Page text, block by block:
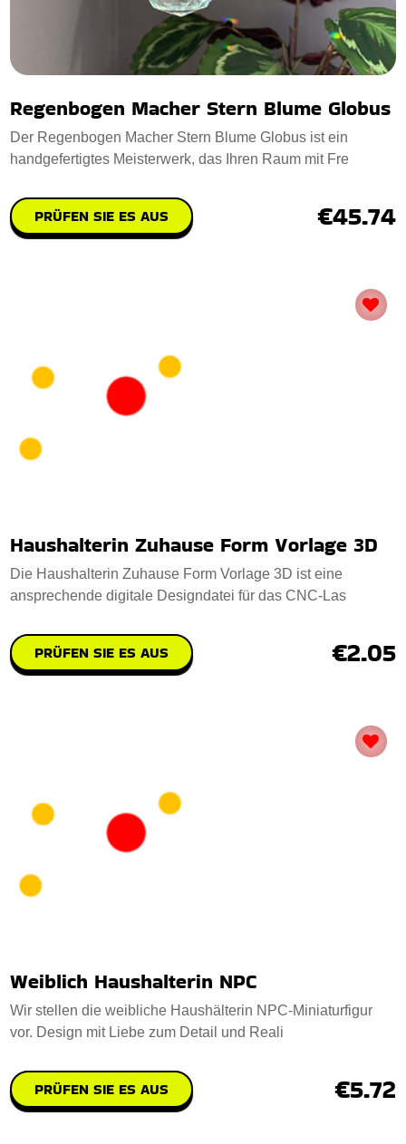
Regenbogen Macher Stern Blume Globus
Der Regenbogen Macher Stern Blume Globus ist ein
handgefertigtes Meisterwerk, das Ihren Raum mit Fre
PRÜFEN SIE ES AUS €45.74
Haushalterin Zuhause Form Vorlage 3D
Die Haushalterin Zuhause Form Vorlage 3D ist eine
ansprechende digitale Designdatei für das CNC-Las
PRÜFEN SIE ES AUS €2.05
Weiblich Haushalterin NPC
Wir stellen die weibliche Haushälterin NPC-Miniaturfigur
vor. Design mit Liebe zum Detail und Reali
PRÜFEN SIE ES AUS €5.72